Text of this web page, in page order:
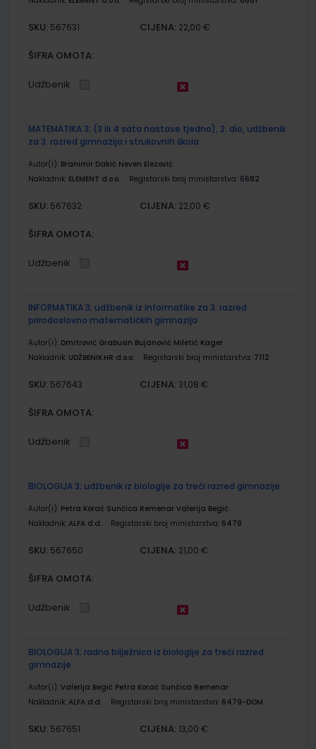
SKU: 567631 CIJENA: 22,00 €
ŠIFRA OMOTA:
Udžbenik
MATEMATIKA 3; (3 ili 4 sata nastave tjedno), 2. dio, udžbenik
za 3. razred gimnazija i strukovnih škola
Autor(i): Branimir Dakić Neven Elezović
Nakladnik: ELEMENT d.o.o. Registarski broj ministarstva: 6682
SKU: 567632 CIJENA: 22,00 €
ŠIFRA OMOTA:
Udžbenik
INFORMATIKA 3; udžbenik iz informatike za 3. razred
prirodoslovno matematičkih gimnazija
Autor(i): Dmitrović Grabusin Bujanović Miletić Kager
Nakladnik: UDŽBENIK.HR d.o.o. Registarski broj ministarstva: 7112
SKU: 567643 CIJENA: 31,08 €
ŠIFRA OMOTA:
Udžbenik
BIOLOGIJA 3; udžbenik iz biologije za treći razred gimnazije
Autor(i): Petra Korać Sunčica Remenar Valerija Begić
Nakladnik: ALFA d.d. Registarski broj ministarstva: 6479
SKU: 567650 CIJENA: 21,00 €
ŠIFRA OMOTA:
Udžbenik
BIOLOGIJA 3; radna bilježnica iz biologije za treći razred
gimnazije
Autor(i): Valerija Begić Petra Korać Sunčica Remenar
Nakladnik: ALFA d.d. Registarski broj ministarstva: 6479-DOM
SKU: 567651 CIJENA: 13,00 €